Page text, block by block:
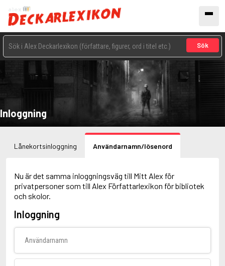
Sök
Inloggning
Lånekortsinloggning Användarnamn/lösenord
Nu är det samma inloggningsväg till Mitt Alex för
privatpersoner som till Alex Författarlexikon för bibliotek
och skolor.
Inloggning